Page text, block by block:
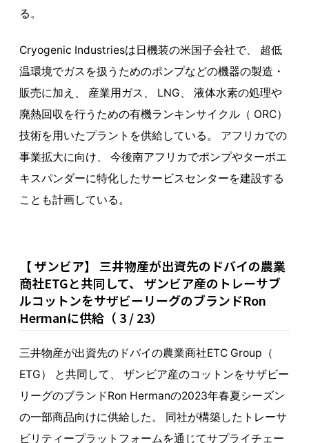
る。
Cryogenic Industriesは日機装の米国子会社で、 超低
温環境でガスを扱うためのポンプなどの機器の製造・
販売に加え、 産業用ガス、 LNG、 液体水素の処理や
廃熱回収を行うための有機ランキンサイクル（ ORC）
技術を用いたプラントを供給している。 アフリカでの
事業拡大に向け、 今後南アフリカでポンプやターボエ
キスパンダーに特化したサービスセンターを建設する
ことも計画している。
【 ザンビア】 三井物産が出資先のドバイの農業
商社ETGと共同して、 ザンビア産のトレーサブ
ルコットンをサザビーリーグのブランドRon
Hermanに供給（ 3 / 23）
三井物産が出資先のドバイの農業商社ETC Group（
ETG） と共同して、 ザンビア産のコットンをサザビー
リーグのブランドRon Hermanの2023年春夏シーズン
の一部商品向けに供給した。 同社が構築したトレーサ
ビリティープラットフォームを通じてサプライチェー